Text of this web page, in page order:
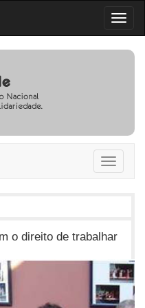
Toggle
o direito de trabalhar